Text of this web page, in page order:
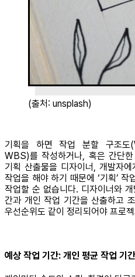
(출처: unsplash)
기획을 하면 작업 분할 구조
WBS)를 작성하거나, 혹은 간단
기획 산출물을 디자이너, 개발자
작업을 해야 하기 때문에 ‘기획’
작업할 순 없습니다. 디자이너와
간과 개인 작업 기간을 산출하고
우선순위도 같이 정리되어야 프로
예상 작업 기간: 개인 평균 작업 기